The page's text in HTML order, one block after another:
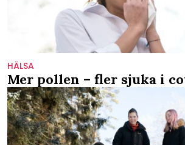
HÄLSA
Mer pollen – fler sjuka i